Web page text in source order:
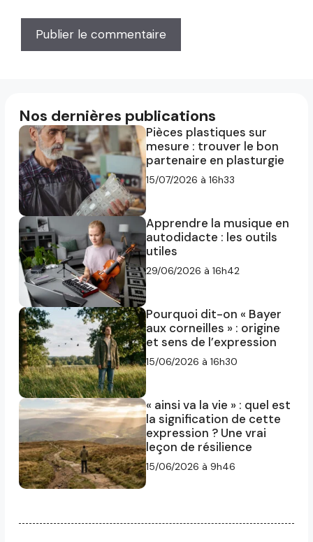
Nos dernières publications
Pièces plastiques sur
mesure : trouver le bon
partenaire en plasturgie
15/07/2026 à 16h33
Apprendre la musique en
autodidacte : les outils
utiles
29/06/2026 à 16h42
Pourquoi dit-on « Bayer
aux corneilles » : origine
et sens de l’expression
15/06/2026 à 16h30
« ainsi va la vie » : quel est
la signification de cette
expression ? Une vrai
leçon de résilience
15/06/2026 à 9h46